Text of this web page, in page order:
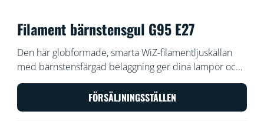
Filament bärnstensgul G95 E27
Den här globformade, smarta WiZ-filamentljuskällan
med bärnstensfärgad beläggning ger dina lampor och
armaturer en vintagekänsla. Använd med WiZ-appen
eller din röst för att dimma eller öka ljusstyrkan, eller
använd förinställda ljuslägen i Wi-Fi-inställningar.
FÖRSÄLJNINGSSTÄLLEN